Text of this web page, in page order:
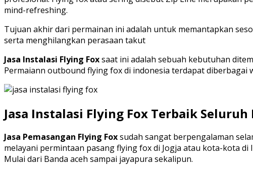
mind-refreshing.
Tujuan akhir dari permainan ini adalah untuk memantapkan
serta menghilangkan perasaan takut
Jasa Instalasi Flying Foxsaat ini adalah sebuah kebutuhan
Permaiann outbound flying fox di indonesia terdapat
Jasa Instalasi Flying Fox Terbaik Seluruh
Jasa Pemasangan Flying Foxsudah sangat berpengalaman
melayani permintaan pasang flying fox di Jogja atau kota-kota
Mulai dari Banda aceh sampai jayapura sekalipun.